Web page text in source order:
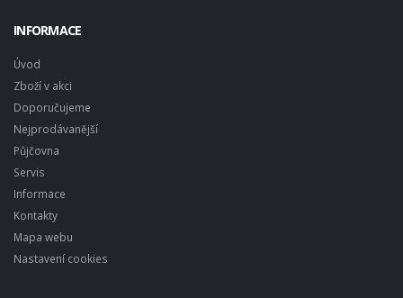
INFORMACE
Úvod
Zboží v akci
Doporučujeme
Nejprodávanější
Půjčovna
Servis
Informace
Kontakty
Mapa webu
Nastavení cookies